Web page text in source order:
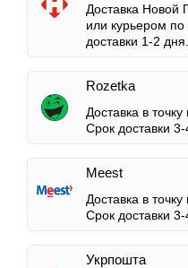
Доставка Новой
или курьером по
доставки 1-2 дня.
Rozetka
Доставка в
Срок доставки 3-
Meest
Доставка в
Срок доставки 3-
Укрпошта